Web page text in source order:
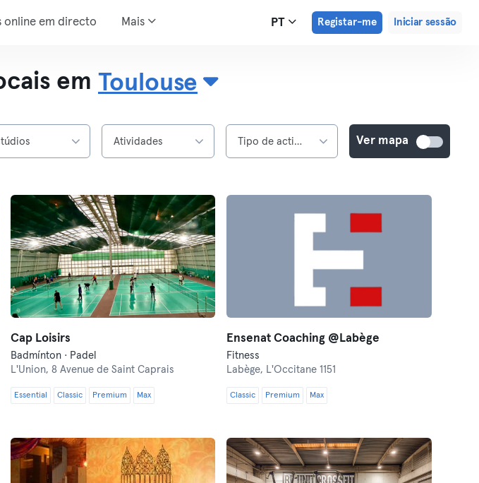
online em directo Mais PT Registar-me Iniciar sessão
em Toulouse
Atividades Tipo de actividade Ver mapa
Cap Loisirs
Badmínton · Padel
L'Union, 8 Avenue de Saint Caprais
Essential Classic Premium Max
Ensenat Coaching @Labège
Fitness
Labège, L'Occitane 1151
Classic Premium Max